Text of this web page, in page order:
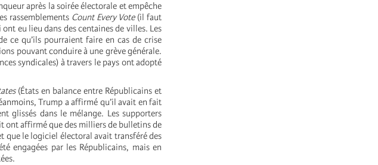
après la soirée électorale et empêche
rassemblements Count Every Vote (il faut
eu lieu dans des centaines de villes. Les
ce qu’ils pourraient faire en cas de crise
pouvant conduire à une grève générale.
syndicales) à travers le pays ont adopté
(États en balance entre Républicains et
Trump a affirmé qu’il avait en fait
glissés dans le mélange. Les supporters
ont affirmé que des milliers de bulletins de
que le logiciel électoral avait transféré des
engagées par les Républicains, mais en